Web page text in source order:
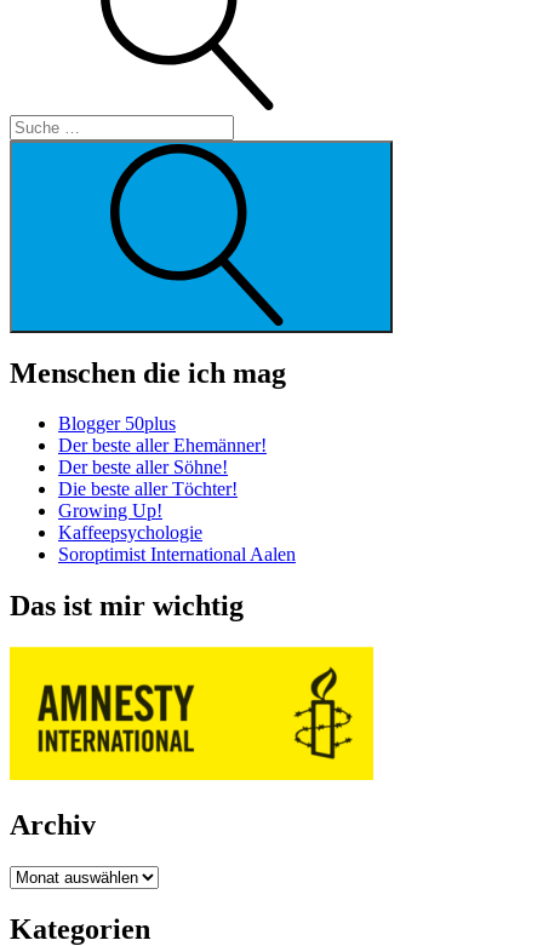
Menschen die ich mag
Blogger 50plus
Der beste aller Ehemänner!
Der beste aller Söhne!
Die beste aller Töchter!
Growing Up!
Kaffeepsychologie
Soroptimist International Aalen
Das ist mir wichtig
Archiv
Archiv
Kategorien